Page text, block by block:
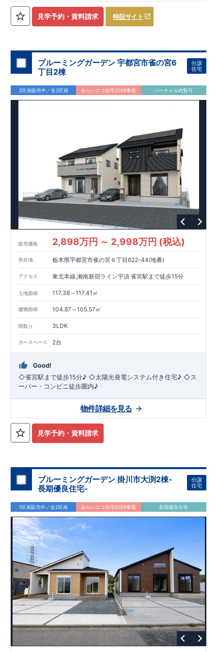
・LDKは空間演出した折り上げ天井 ・開放感のある
ド風オープンキッチン』
時や花粉の時期のお洗濯も安心『浴室乾燥暖房機』​​スマート
フォンで見やすい特設サイトはこちら​https://www.e-
blooming.com/bukken/20074012/
見学予約・資料請求 特設サイト
ブルーミングガーデン 宇都宮市雀の宮6
丁目2棟
分譲
住宅
2区画販売中／全2区画 みらいエコ住宅2026事業 バーチャル内覧可
販売価格 2,898万円 ～ 2,998万円 (税込)
所在地 栃木県宇都宮市雀の宮６丁目622-44(地番)
アクセス 東北本線,湘南新宿ライン宇須 雀宮駅まで徒歩15分
土地面積 117.38～117.41㎡
建物面積 104.87～105.57㎡
間取り 3LDK
カースペース 2台
Good!
◇雀宮駅まで徒歩15分♪ ◇太陽光発電システム付き住宅♪ ◇ス
ーパー・コンビニ徒歩圏内♪
見学予約・資料請求
物件詳細を見る
ブルーミングガーデン 掛川市大渕2棟-
長期優良住宅-
分譲
住宅
1区画販売中／全2区画 みらいエコ住宅2026事業 長期優良住宅